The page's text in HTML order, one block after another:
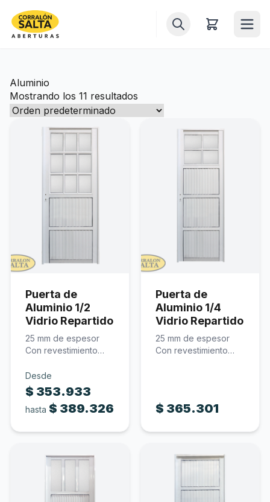
Puertas
Ventanas
Balcones
Portones
Revestimientos
Carrito
Aluminio
Mostrando los 11 resultados
Puerta de
Aluminio 1/2
Vidrio Repartido
25 mm de espesor
Con revestimiento
cerradura Incluye…
Desde
$ 353.933
hasta $ 389.326
Puerta de
Aluminio 1/4
Vidrio Repartido
25 mm de espesor
Con revestimiento
$ 365.301